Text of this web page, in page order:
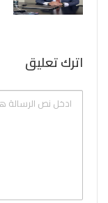
اترك تعليق